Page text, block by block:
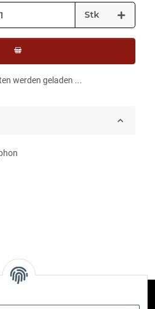
Stk
werden geladen ...